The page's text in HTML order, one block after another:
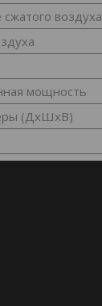
воздуха
мощность
(ДхШхВ)